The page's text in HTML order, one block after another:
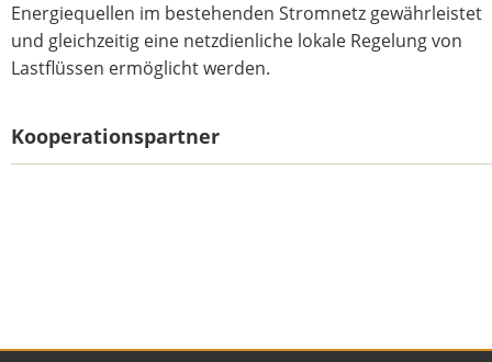
Energiequellen im bestehenden Stromnetz gewährleistet
und gleichzeitig eine netzdienliche lokale Regelung von
Lastflüssen ermöglicht werden.
Kooperationspartner